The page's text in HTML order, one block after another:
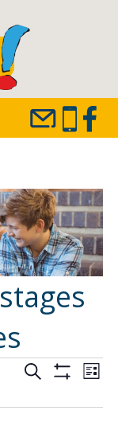
Recherche
navigation
Recherche
Filtres
Liste